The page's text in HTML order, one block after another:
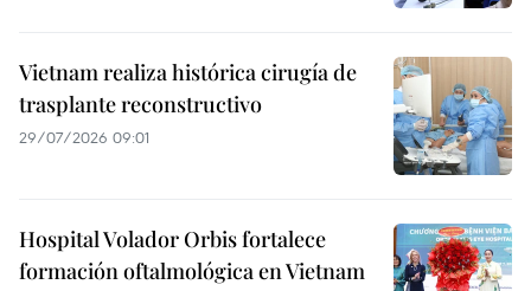
Vietnam realiza histórica cirugía de
trasplante reconstructivo
29/07/2026 09:01
Hospital Volador Orbis fortalece
formación oftalmológica en Vietnam